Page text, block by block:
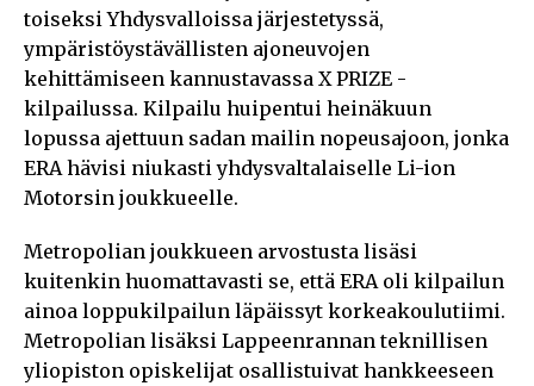
toiseksi Yhdysvalloissa järjestetyssä,
ympäristöystävällisten ajoneuvojen
kehittämiseen kannustavassa X PRIZE -
kilpailussa. Kilpailu huipentui heinäkuun
lopussa ajettuun sadan mailin nopeusajoon, jonka
ERA hävisi niukasti yhdysvaltalaiselle Li-ion
Motorsin joukkueelle.
Metropolian joukkueen arvostusta lisäsi
kuitenkin huomattavasti se, että ERA oli kilpailun
ainoa loppukilpailun läpäissyt korkeakoulutiimi.
Metropolian lisäksi Lappeenrannan teknillisen
yliopiston opiskelijat osallistuivat hankkeeseen